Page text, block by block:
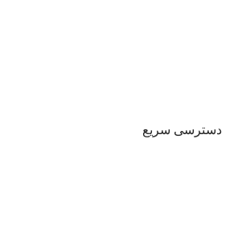
دسترسی سریع